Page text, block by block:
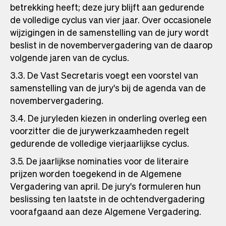
betrekking heeft; deze jury blijft aan gedurende
de volledige cyclus van vier jaar. Over occasionele
wijzigingen in de samenstelling van de jury wordt
beslist in de novembervergadering van de daarop
volgende jaren van de cyclus.
3.3. De Vast Secretaris voegt een voorstel van
samenstelling van de jury's bij de agenda van de
novembervergadering.
3.4. De juryleden kiezen in onderling overleg een
voorzitter die de jurywerkzaamheden regelt
gedurende de volledige vierjaarlijkse cyclus.
3.5. De jaarlijkse nominaties voor de literaire
prijzen worden toegekend in de Algemene
Vergadering van april. De jury's formuleren hun
beslissing ten laatste in de ochtendvergadering
voorafgaand aan deze Algemene Vergadering.